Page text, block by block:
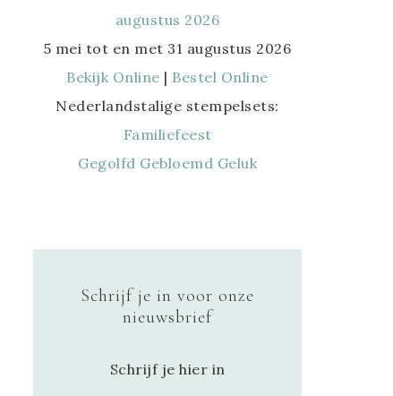
5 mei tot en met 31 augustus 2026
Bekijk Online | Bestel Online
Nederlandstalige stempelsets:
Familiefeest
Gegolfd Gebloemd Geluk
Schrijf je in voor onze
nieuwsbrief
Schrijf je hier in